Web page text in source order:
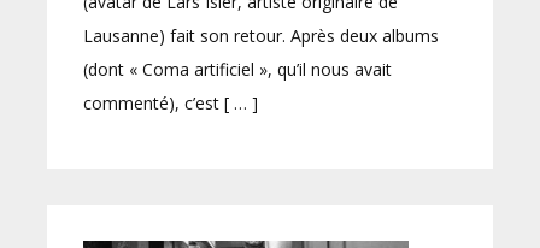
Lausanne) fait son retour. Après deux albums
(dont « Coma artificiel », qu’il nous avait
commenté), c’est [ … ]